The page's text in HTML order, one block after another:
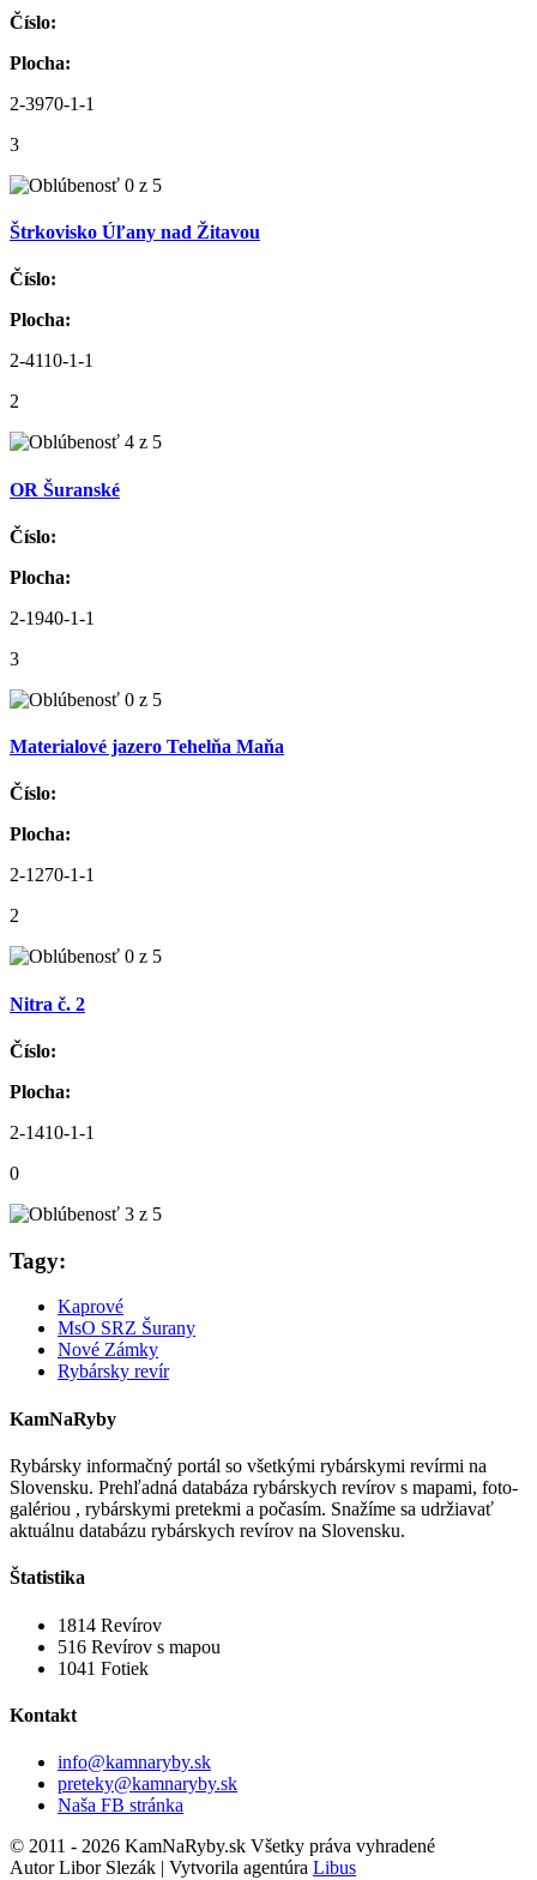
Číslo:
Plocha:
2-3970-1-1
3
Štrkovisko Úľany nad Žitavou
Číslo:
Plocha:
2-4110-1-1
2
OR Šuranské
Číslo:
Plocha:
2-1940-1-1
3
Materialové jazero Tehelňa Maňa
Číslo:
Plocha:
2-1270-1-1
2
Nitra č. 2
Číslo:
Plocha:
2-1410-1-1
0
Tagy:
Kaprové
MsO SRZ Šurany
Nové Zámky
Rybársky revír
KamNaRyby
Rybársky informačný portál so všetkými rybárskymi revírmi na
Slovensku. Prehľadná databáza rybárskych revírov s mapami, foto-
galériou , rybárskymi pretekmi a počasím. Snažíme sa udržiavať
aktuálnu databázu rybárskych revírov na Slovensku.
Štatistika
1814 Revírov
516 Revírov s mapou
1041 Fotiek
Kontakt
info@kamnaryby.sk
preteky@kamnaryby.sk
Naša FB stránka
© 2011 - 2026 KamNaRyby.sk Všetky práva vyhradené
Autor Libor Slezák | Vytvorila agentúra Libus